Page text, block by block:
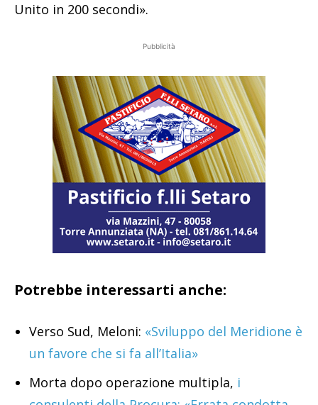
Unito in 200 secondi».
Pubblicità
Potrebbe interessarti anche:
Verso Sud, Meloni: «Sviluppo del Meridione è
un favore che si fa all’Italia»
Morta dopo operazione multipla, i